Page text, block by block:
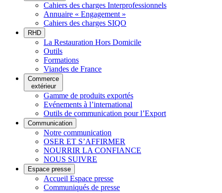
Cahiers des charges Interprofessionnels
Annuaire « Engagement »
Cahiers des charges SIQO
RHD
La Restauration Hors Domicile
Outils
Formations
Viandes de France
Commerce
extérieur
Gamme de produits exportés
Evénements à l’international
Outils de communication pour l’Export
Communication
Notre communication
OSER ET S’AFFIRMER
NOURRIR LA CONFIANCE
NOUS SUIVRE
Espace presse
Accueil Espace presse
Communiqués de presse